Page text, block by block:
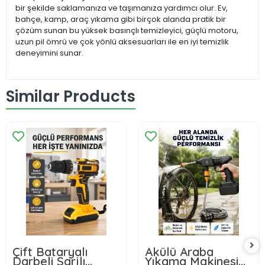
bir şekilde saklamanıza ve taşımanıza yardımcı olur. Ev,
bahçe, kamp, araç yıkama gibi birçok alanda pratik bir
çözüm sunan bu yüksek basınçlı temizleyici, güçlü motoru,
uzun pil ömrü ve çok yönlü aksesuarları ile en iyi temizlik
deneyimini sunar.
Similar Products
Çift Bataryalı
Darbeli Şarjlı
Akülü Araba
Yıkama Makinesi